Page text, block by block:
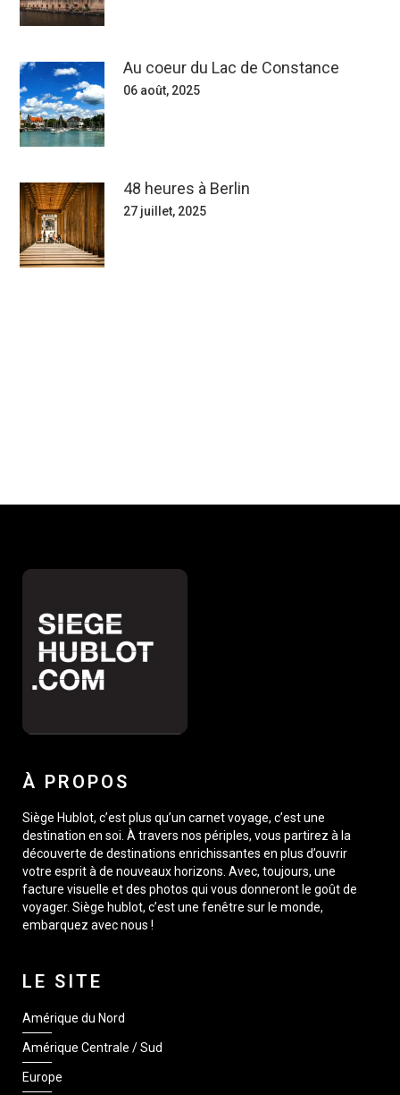
Au coeur du Lac de Constance
06 août, 2025
48 heures à Berlin
27 juillet, 2025
À PROPOS
Siège Hublot, c’est plus qu’un carnet voyage, c’est une
destination en soi. À travers nos périples, vous partirez à la
découverte de destinations enrichissantes en plus d’ouvrir
votre esprit à de nouveaux horizons. Avec, toujours, une
facture visuelle et des photos qui vous donneront le goût de
voyager. Siège hublot, c’est une fenêtre sur le monde,
embarquez avec nous !
LE SITE
Amérique du Nord
Amérique Centrale / Sud
Europe